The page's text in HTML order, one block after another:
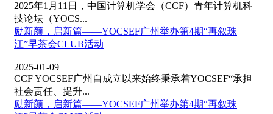
2025年1月11日，中国计算机学会（CCF）青年计算机科
技论坛（YOCS...
励新颜，启新篇——YOCSEF广州举办第4期“再叙珠
江”早茶会CLUB活动
2025-01-09
CCF YOCSEF广州自成立以来始终秉承着YOCSEF“承担
社会责任、提升...
励新颜，启新篇——YOCSEF广州举办第4期“再叙珠